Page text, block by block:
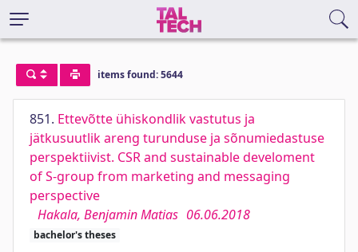
items found: 5644
851. Ettevõtte ühiskondlik vastutus ja
jätkusuutlik areng turunduse ja sõnumiedastuse
perspektiivist. CSR and sustainable develoment
of S-group from marketing and messaging
perspective
Hakala, Benjamin Matias 06.06.2018
bachelor's theses